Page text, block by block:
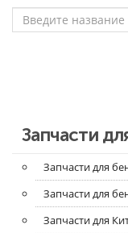
Запчасти
Запчасти для
Запчасти для
Запчасти для